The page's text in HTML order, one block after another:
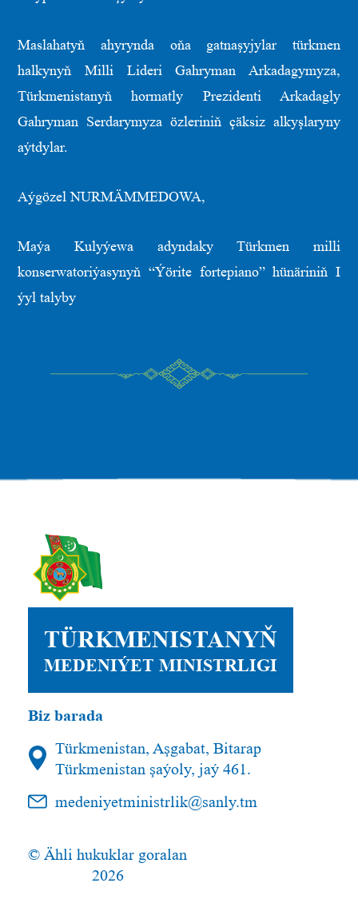
Maslahatyň ahyrynda oňa gatnaşyjylar türkmen
halkynyň Milli Lideri Gahryman Arkadagymyza,
Türkmenistanyň hormatly Prezidenti Arkadagly
Gahryman Serdarymyza özleriniň çäksiz alkyşlaryny
aýtdylar.
Aýgözel NURMÄMMEDOWA,
Maýa Kulyýewa adyndaky Türkmen milli
konserwatoriýasynyň “Ýörite fortepiano” hünäriniň I
ýyl talyby
TÜRKMENISTANYŇ
MEDENIÝET MINISTRLIGI
Biz barada
Türkmenistan, Aşgabat, Bitarap
Türkmenistan şaýoly, jaý 461.
medeniyetministrlik@sanly.tm
© Ähli hukuklar goralan
2026